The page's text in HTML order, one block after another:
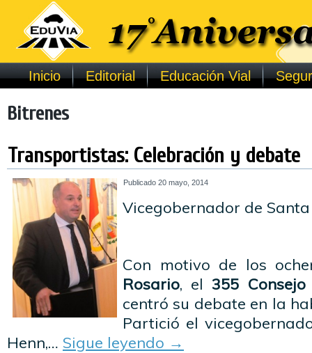
Inicio Editorial Educación Vial
Bitrenes
Transportistas: Celebración y debate
Publicado 20 mayo, 2014
Vicegobernador de Santa
Con motivo de los
Rosario, el355
centró su debate en la
Partició el
Henn,… Sigue leyendo →